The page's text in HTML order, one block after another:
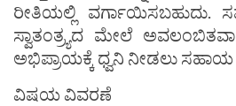
ರೀತಿಯಲ್ಲಿ ವರ್ಗಾಯಿಸಬಹುದು.
ಸ್ವಾತಂತ್ರ್ಯದ ಮೇಲೆ
ಅಭಿಪ್ರಾಯಕ್ಕೆ ಧ್ವನಿ ನೀಡಲು ಸಹಾಯ
ವಿಷಯ ವಿವರಣೆ